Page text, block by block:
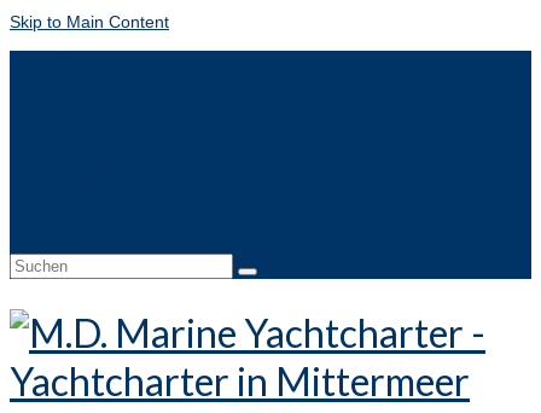
Skip to Main Content
Suche